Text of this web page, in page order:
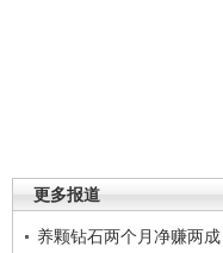
更多报道
养颗钻石两个月净赚两